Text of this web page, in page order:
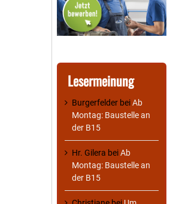
Lesermeinung
Burgerfelder beiAb
Montag: Baustelle an
der B15
Hr. Gilera beiAb
Montag: Baustelle an
der B15